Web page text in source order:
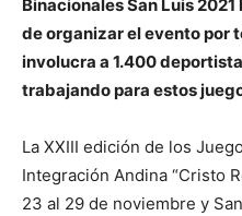
Binacionales San Luis
de organizar el evento por
involucra a 1.400
trabajando para estos
La XXIII edición de los
Integración Andina “Cristo
23 al 29 de noviembre y